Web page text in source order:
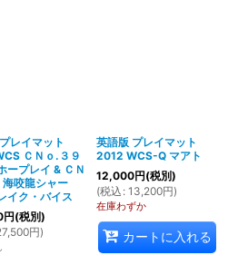
レイマット
ＣＮｏ.３９
ープレイ & ＣＮ
海咬龍シャー
イク・バイス
円(税別)
円)
英語版 プレイマット
2012 WCS-Q マアト
12,000円(税別)
(税込 : 13,200円)
在庫わずか
カートに入れる